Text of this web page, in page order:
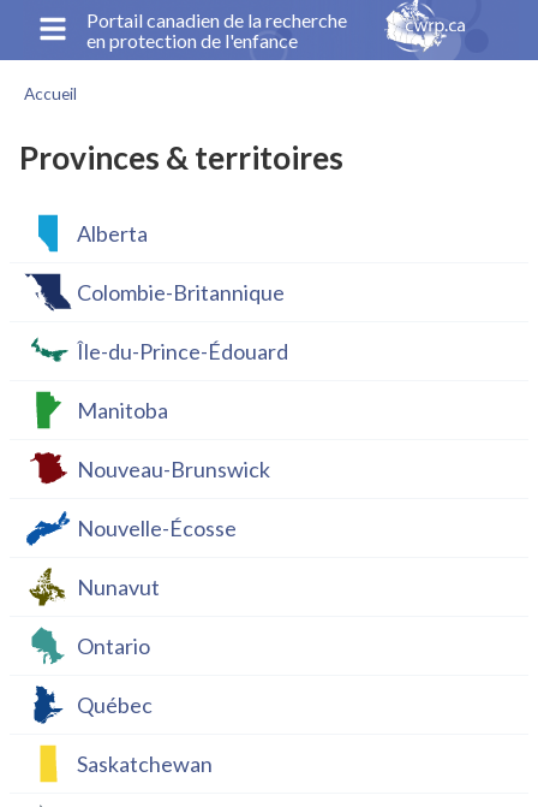
principal
Portail canadien de la recherche
en protection de l'enfance
d'Ariane
Accueil
Provinces & territoires
Alberta
Colombie-Britannique
Île-du-Prince-Édouard
Manitoba
Nouveau-Brunswick
Nouvelle-Écosse
Nunavut
Ontario
Québec
Saskatchewan